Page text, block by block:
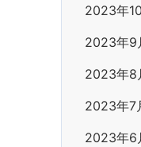
2023年
2023年9
2023年8
2023年7
2023年6